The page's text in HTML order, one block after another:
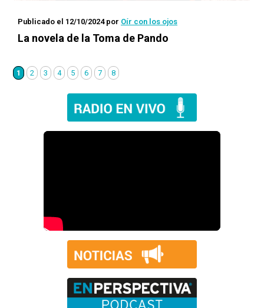
Publicado el 12/10/2024por Oír con los ojos
La novela de la Toma de Pando
1 2 3 4 5 6 7 8